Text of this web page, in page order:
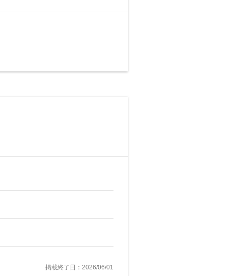
掲載終了日：2026/06/01